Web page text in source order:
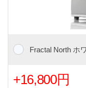
Fractal North ホ
+16,800円